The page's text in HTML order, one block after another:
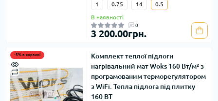
1 0.75 14 0.5
В наявності
0
3 200.00грн.
-5% в корзині
Комплект теплої підлоги
нагрівальний мат Woks 160 Вт/м² з
програмованим терморегулятором
з WiFi. Тепла підлога під плитку
160 ВТ